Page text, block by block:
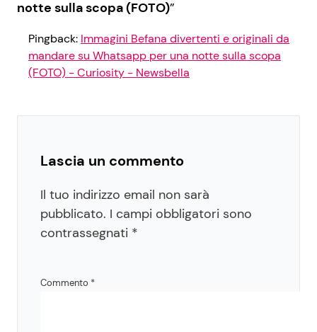
notte sulla scopa (FOTO)”
Pingback: Immagini Befana divertenti e originali da
mandare su Whatsapp per una notte sulla scopa
(FOTO) - Curiosity - Newsbella
Lascia un commento
Il tuo indirizzo email non sarà
pubblicato. I campi obbligatori sono
contrassegnati *
Commento *